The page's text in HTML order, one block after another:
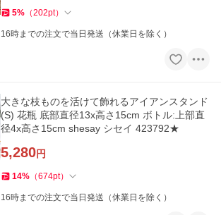
5% （202pt）
16時までの注文で当日発送（休業日を除く）
大きな枝ものを活けて飾れるアイアンスタンド
(S) 花瓶 底部直径13x高さ15cm ボトル:上部直
径4x高さ15cm shesay シセイ 423792★
5,280円
14% （674pt）
16時までの注文で当日発送（休業日を除く）